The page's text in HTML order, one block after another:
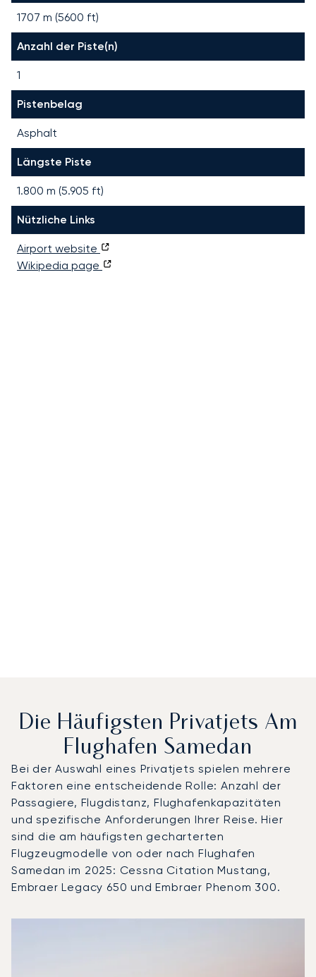
1707 m (5600 ft)
Anzahl der Piste(n)
1
Pistenbelag
Asphalt
Längste Piste
1.800 m (5.905 ft)
Nützliche Links
Airport website
Wikipedia page
Die Häufigsten Privatjets Am
Flughafen Samedan
Bei der Auswahl eines Privatjets spielen mehrere
Faktoren eine entscheidende Rolle: Anzahl der
Passagiere, Flugdistanz, Flughafenkapazitäten
und spezifische Anforderungen Ihrer Reise. Hier
sind die am häufigsten gecharterten
Flugzeugmodelle von oder nach Flughafen
Samedan im 2025: Cessna Citation Mustang,
Embraer Legacy 650 und Embraer Phenom 300.